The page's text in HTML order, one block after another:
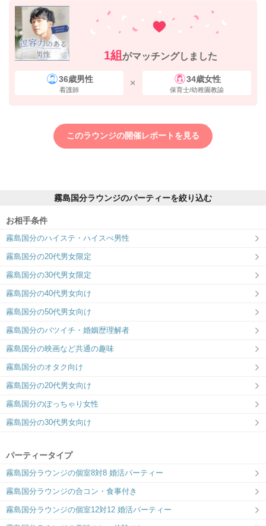
1組 がマッチングしました
36歳男性
看護師
34歳女性
保育士/幼稚園教諭
このラウンジの開催レポートを見る
霧島国分ラウンジのパーティーを絞り込む
お相手条件
霧島国分のハイステ・ハイスぺ男性
霧島国分の20代男女限定
霧島国分の30代男女限定
霧島国分の40代男女向け
霧島国分の50代男女向け
霧島国分のバツイチ・婚姻歴理解者
霧島国分の映画など共通の趣味
霧島国分のオタク向け
霧島国分の20代男女向け
霧島国分のぽっちゃり女性
霧島国分の30代男女向け
パーティータイプ
霧島国分ラウンジの個室8対8 婚活パーティー
霧島国分ラウンジの合コン・食事付き
霧島国分ラウンジの個室12対12 婚活パーティー